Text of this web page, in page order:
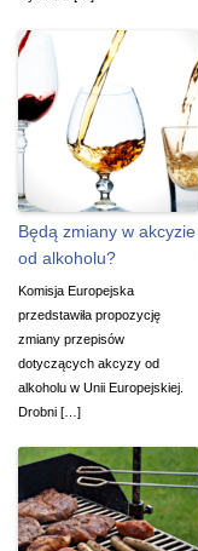
Będą zmiany w akcyzie
od alkoholu?
Komisja Europejska
przedstawiła propozycję
zmiany przepisów
dotyczących akcyzy od
alkoholu w Unii Europejskiej.
Drobni […]